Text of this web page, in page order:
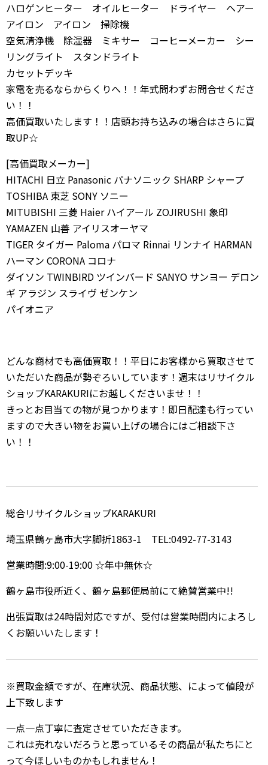
ハロゲンヒーター オイルヒーター ドライヤー ヘアー
アイロン アイロン 掃除機
空気清浄機 除湿器 ミキサー コーヒーメーカー シー
リングライト スタンドライト
カセットデッキ
家電を売るならからくりへ！！年式問わずお問合せくださ
い！！
高価買取いたします！！店頭お持ち込みの場合はさらに買
取UP☆
[高価買取メーカー]
HITACHI 日立 Panasonic パナソニック SHARP シャープ
TOSHIBA 東芝 SONY ソニー
MITUBISHI 三菱 Haier ハイアール ZOJIRUSHI 象印
YAMAZEN 山善 アイリスオーヤマ
TIGER タイガー Paloma パロマ Rinnai リンナイ HARMAN
ハーマン CORONA コロナ
ダイソン TWINBIRD ツインバード SANYO サンヨー デロン
ギ アラジン スライヴ ゼンケン
パイオニア
どんな商材でも高価買取！！平日にお客様から買取させて
いただいた商品が勢ぞろいしています！週末はリサイクル
ショップKARAKURIにお越しくださいませ！！
きっとお目当ての物が見つかります！即日配達も行ってい
ますので大きい物をお買い上げの場合にはご相談下さ
い！！
総合リサイクルショップKARAKURI
埼玉県鶴ヶ島市大字脚折1863-1 TEL:0492-77-3143
営業時間:9:00-19:00 ☆年中無休☆
鶴ヶ島市役所近く、鶴ヶ島郵便局前にて絶賛営業中!!
出張買取は24時間対応ですが、受付は営業時間内によろし
くお願いいたします！
※買取金額ですが、在庫状況、商品状態、によって値段が
上下致します
一点一点丁寧に査定させていただきます。
これは売れないだろうと思っているその商品が私たちにと
って今ほしいものかもしれません！